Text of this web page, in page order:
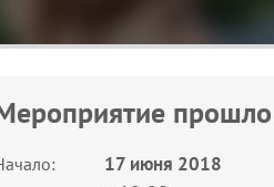
прошло
17 июня 2018